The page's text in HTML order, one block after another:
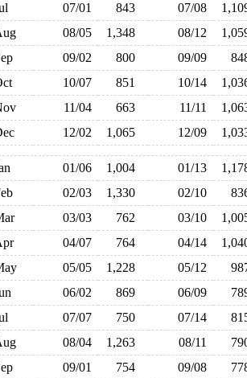
07/01 843 07/08
08/05 1,348 08/12
09/02 800 09/09
10/07 851 10/14
11/04 663 11/11
12/02 1,065 12/09
01/06 1,004 01/13
02/03 1,330 02/10
03/03 762 03/10
04/07 764 04/14
05/05 1,228 05/12
06/02 869 06/09
07/07 750 07/14
08/04 1,263 08/11
09/01 754 09/08